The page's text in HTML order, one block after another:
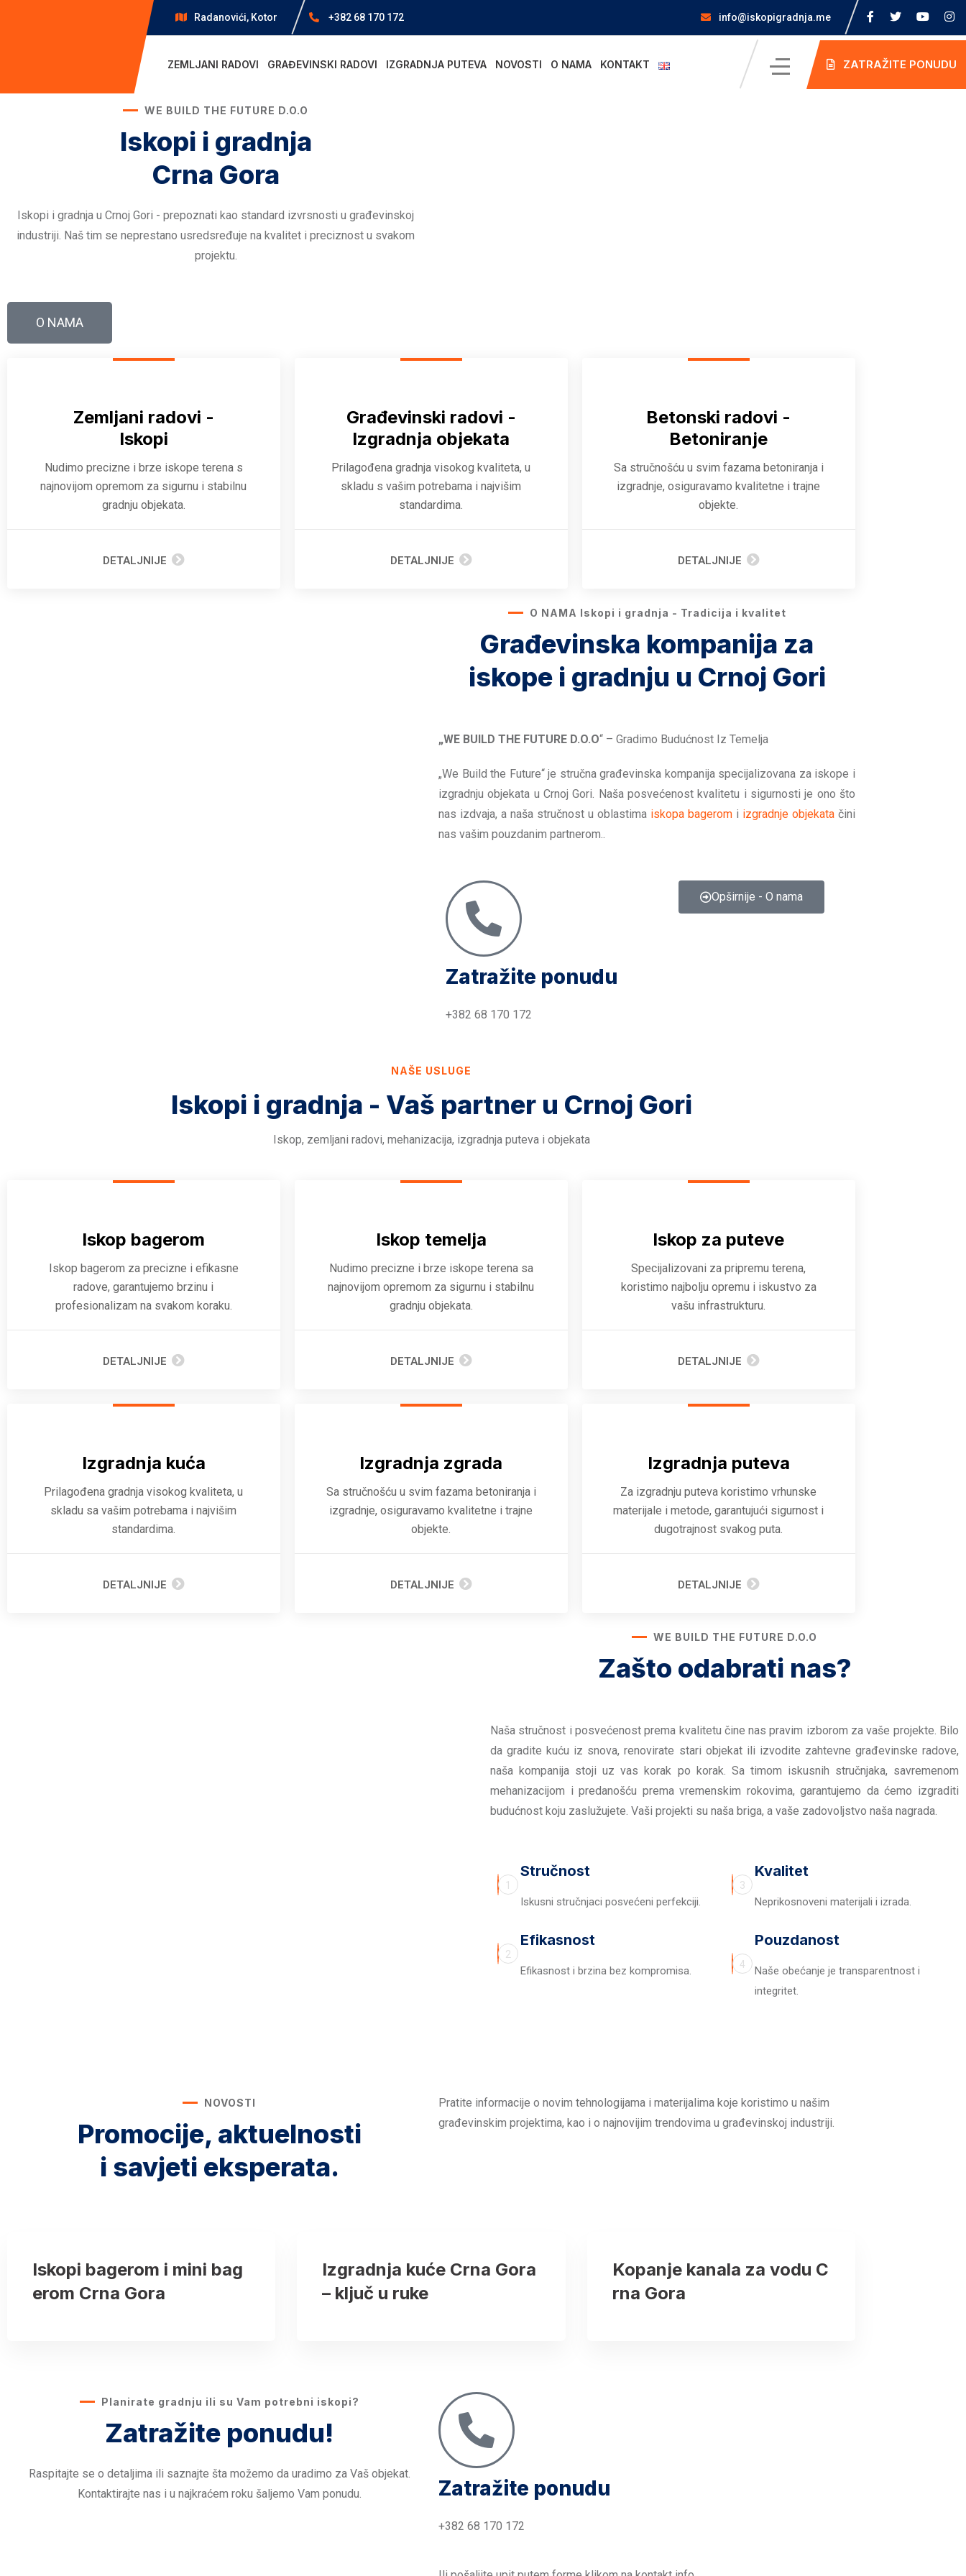
Radanovići, Kotor +382 68 170 172 info@iskopigradnja.me
ZEMLJANI RADOVI GRAĐEVINSKI RADOVI IZGRADNJA PUTEVA NOVOSTI O NAMA KONTAKT ZATRAŽITE PONUDU
WE BUILD THE FUTURE D.O.O
Iskopi i gradnja
Crna Gora
Iskopi i gradnja u Crnoj Gori - prepoznati kao standard izvrsnosti u građevinskoj
industriji. Naš tim se neprestano usredsređuje na kvalitet i preciznost u svakom
projektu.
O NAMA
Zemljani radovi -
Iskopi
Nudimo precizne i brze iskope terena s
najnovijom opremom za sigurnu i stabilnu
gradnju objekata.
DETALJNIJE
Građevinski radovi -
Izgradnja objekata
Prilagođena gradnja visokog kvaliteta, u
skladu s vašim potrebama i najvišim
standardima.
DETALJNIJE
Betonski radovi -
Betoniranje
Sa stručnošću u svim fazama betoniranja i
izgradnje, osiguravamo kvalitetne i trajne
objekte.
DETALJNIJE
O NAMA Iskopi i gradnja - Tradicija i kvalitet
Građevinska kompanija za
iskope i gradnju u Crnoj Gori
„WE BUILD THE FUTURE D.O.O“ – Gradimo Budućnost Iz Temelja
„We Build the Future“ je stručna građevinska kompanija specijalizovana za iskope i
izgradnju objekata u Crnoj Gori. Naša posvećenost kvalitetu i sigurnosti je ono što
nas izdvaja, a naša stručnost u oblastima iskopa bagerom i izgradnje objekata čini
nas vašim pouzdanim partnerom..
Zatražite ponudu
+382 68 170 172
Opširnije - O nama
NAŠE USLUGE
Iskopi i gradnja - Vaš partner u Crnoj Gori
Iskop, zemljani radovi, mehanizacija, izgradnja puteva i objekata
Iskop bagerom
Iskop bagerom za precizne i efikasne
radove, garantujemo brzinu i
profesionalizam na svakom koraku.
DETALJNIJE
Iskop temelja
Nudimo precizne i brze iskope terena sa
najnovijom opremom za sigurnu i stabilnu
gradnju objekata.
DETALJNIJE
Iskop za puteve
Specijalizovani za pripremu terena,
koristimo najbolju opremu i iskustvo za
vašu infrastrukturu.
DETALJNIJE
Izgradnja kuća
Prilagođena gradnja visokog kvaliteta, u
skladu sa vašim potrebama i najvišim
standardima.
DETALJNIJE
Izgradnja zgrada
Sa stručnošću u svim fazama betoniranja i
izgradnje, osiguravamo kvalitetne i trajne
objekte.
DETALJNIJE
Izgradnja puteva
Za izgradnju puteva koristimo vrhunske
materijale i metode, garantujući sigurnost i
dugotrajnost svakog puta.
DETALJNIJE
WE BUILD THE FUTURE D.O.O
Zašto odabrati nas?
Naša stručnost i posvećenost prema kvalitetu čine nas pravim izborom za vaše projekte. Bilo
da gradite kuću iz snova, renovirate stari objekat ili izvodite zahtevne građevinske radove,
naša kompanija stoji uz vas korak po korak. Sa timom iskusnih stručnjaka, savremenom
mehanizacijom i predanošću prema vremenskim rokovima, garantujemo da ćemo izgraditi
budućnost koju zaslužujete. Vaši projekti su naša briga, a vaše zadovoljstvo naša nagrada.
1
Stručnost
Iskusni stručnjaci posvećeni perfekciji.
2
Efikasnost
Efikasnost i brzina bez kompromisa.
3
Kvalitet
Neprikosnoveni materijali i izrada.
4
Pouzdanost
Naše obećanje je transparentnost i
integritet.
NOVOSTI
Promocije, aktuelnosti
i savjeti eksperata.
Pratite informacije o novim tehnologijama i materijalima koje koristimo u našim
građevinskim projektima, kao i o najnovijim trendovima u građevinskoj industriji.
Iskopi bagerom i mini bag
erom Crna Gora
Izgradnja kuće Crna Gora
– ključ u ruke
Kopanje kanala za vodu C
rna Gora
Planirate gradnju ili su Vam potrebni iskopi?
Zatražite ponudu!
Raspitajte se o detaljima ili saznajte šta možemo da uradimo za Vaš objekat.
Kontaktirajte nas i u najkraćem roku šaljemo Vam ponudu.
Zatražite ponudu
+382 68 170 172